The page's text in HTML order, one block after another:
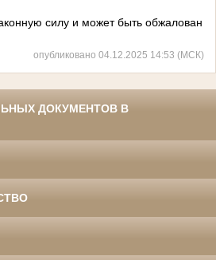
силу и может быть обжалован
опубликовано 04.12.2025 14:53 (МСК)
ДОКУМЕНТОВ В